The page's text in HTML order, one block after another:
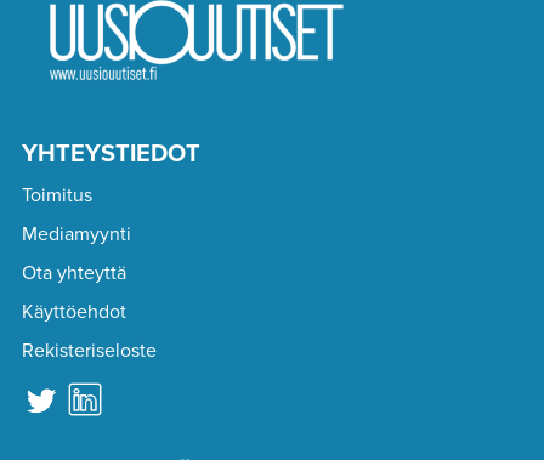
YHTEYSTIEDOT
Toimitus
Mediamyynti
Ota yhteyttä
Käyttöehdot
Rekisteriseloste